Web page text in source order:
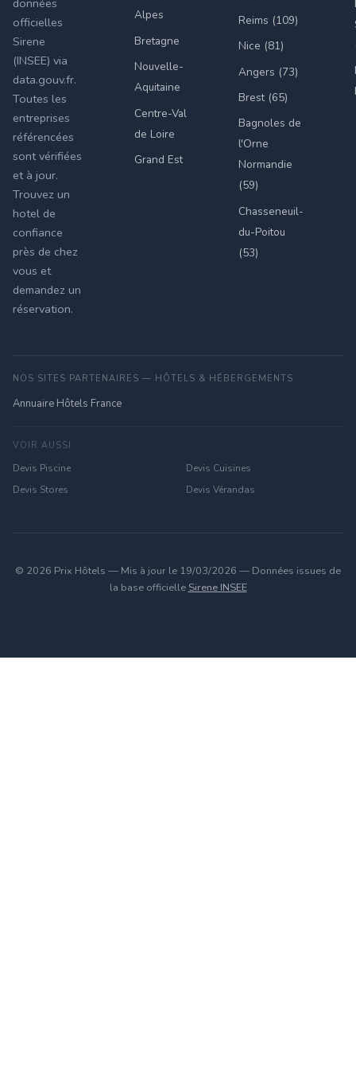
données
officielles
Sirene
(INSEE) via
data.gouv.fr.
Toutes les
entreprises
référencées
sont vérifiées
et à jour.
Trouvez un
hotel de
confiance
près de chez
vous et
demandez un
réservation.
Alpes
Bretagne
Nouvelle-
Aquitaine
Centre-Val
de Loire
Grand Est
Reims (109)
Nice (81)
Angers (73)
Brest (65)
Bagnoles de
l'Orne
Normandie
(59)
Chasseneuil-
du-Poitou
(53)
NOS SITES PARTENAIRES — HÔTELS & HÉBERGEMENTS
Annuaire Hôtels France
VOIR AUSSI
Devis Piscine
Devis Cuisines
Devis Stores
Devis Vérandas
© 2026 Prix Hôtels — Mis à jour le 19/03/2026 — Données issues de
la base officielle Sirene INSEE